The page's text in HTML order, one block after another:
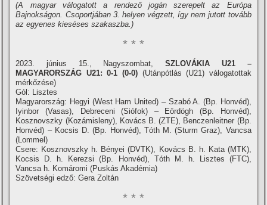
(A magyar válogatott a rendező jogán szerepelt az Európa
Bajnokságon. Csoportjában 3. helyen végzett, így nem jutott tovább
az egyenes kieséses szakaszba.)
* * *
2023. június 15., Nagyszombat,SZLOVÁKIA U21 –
MAGYARORSZÁG U21: 0-1 (0-0) (Utánpótlás (U21) válogatottak
mérkőzése)
Gól: Lisztes
Magyarország: Hegyi (West Ham United) – Szabó A. (Bp. Honvéd),
Iyinbor (Vasas), Debreceni (Siófok) – Eördögh (Bp. Honvéd),
Kosznovszky (Kozámisleny), Kovács B. (ZTE), Benczenleitner (Bp.
Honvéd) – Kocsis D. (Bp. Honvéd), Tóth M. (Sturm Graz), Vancsa
(Lommel)
Csere: Kosznovszky h. Bényei (DVTK), Kovács B. h. Kata (MTK),
Kocsis D. h. Kerezsi (Bp. Honvéd), Tóth M. h. Lisztes (FTC),
Vancsa h. Komáromi (Puskás Akadémia)
Szövetségi edző: Gera Zoltán
* * *